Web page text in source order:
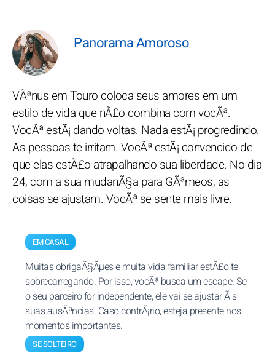
Panorama Amoroso
VÃªnus em Touro coloca seus amores em um
estilo de vida que nÃ£o combina com vocÃª.
VocÃª estÃ¡ dando voltas. Nada estÃ¡ progredindo.
As pessoas te irritam. VocÃª estÃ¡ convencido de
que elas estÃ£o atrapalhando sua liberdade. No dia
24, com a sua mudanÃ§a para GÃªmeos, as
coisas se ajustam. VocÃª se sente mais livre.
EM CASAL
Muitas obrigaÃ§Ãµes e muita vida familiar estÃ£o te
sobrecarregando. Por isso, vocÃª busca um escape. Se
o seu parceiro for independente, ele vai se ajustar Ã s
suas ausÃªncias. Caso contrÃ¡rio, esteja presente nos
momentos importantes.
SE SOLTEIRO